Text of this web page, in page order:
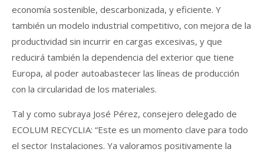
economía sostenible, descarbonizada, y eficiente. Y
también un modelo industrial competitivo, con mejora de la
productividad sin incurrir en cargas excesivas, y que
reducirá también la dependencia del exterior que tiene
Europa, al poder autoabastecer las líneas de producción
con la circularidad de los materiales.
Tal y como subraya José Pérez, consejero delegado de
ECOLUM RECYCLIA: “Este es un momento clave para todo
el sector Instalaciones. Ya valoramos positivamente la